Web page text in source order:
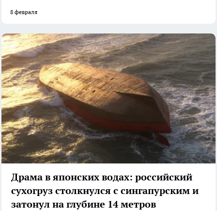
8 февраля
Драма в японских водах: российский
сухогруз столкнулся с сингапурским и
затонул на глубине 14 метров